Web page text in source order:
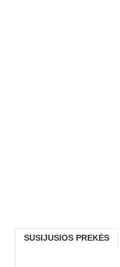
SUSIJUSIOS PREKĖS